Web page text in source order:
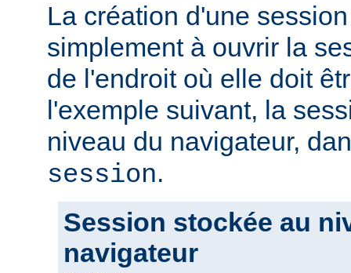
La création d'une
simplement à ouvrir la
de l'endroit où elle doit
l'exemple suivant, la
niveau du navigateur,
session.
Session stockée au
navigateur